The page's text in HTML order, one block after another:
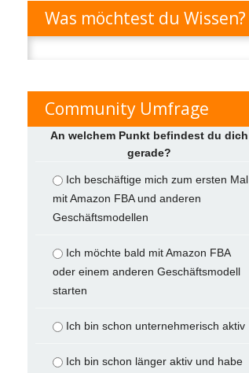
Was möchtest du Wissen?
nach:
Community Umfrage
An welchem Punkt befindest du dich
gerade?
Ich beschäftige mich zum ersten Mal
mit Amazon FBA und anderen
Geschäftsmodellen
Ich möchte bald mit Amazon FBA
oder einem anderen Geschäftsmodell
starten
Ich bin schon unternehmerisch aktiv
Ich bin schon länger aktiv und habe